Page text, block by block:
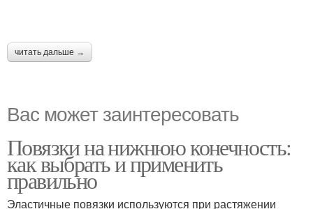
читать дальше →
Вас может заинтересовать
Повязки на нижнюю конечность:
как выбрать и применить
правильно
Эластичные повязки используются при растяжении